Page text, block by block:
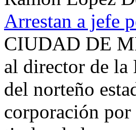
Arrestan a jefe
CIUDAD DE
al director de
del norteño
corporación